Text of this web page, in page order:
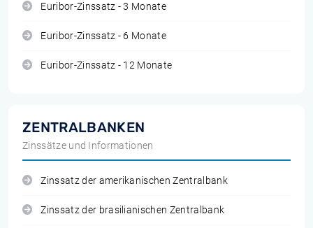
Euribor-Zinssatz - 3 Monate
Euribor-Zinssatz - 6 Monate
Euribor-Zinssatz - 12 Monate
ZENTRALBANKEN
Zinssätze und Informationen
Zinssatz der amerikanischen Zentralbank
Zinssatz der brasilianischen Zentralbank